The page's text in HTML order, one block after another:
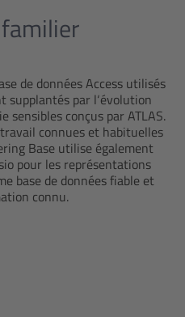
de données Access utilisés
supplantés par l‘évolution
sensibles conçus par ATLAS.
connues et habituelles
Base utilise également
pour les représentations
base de données fiable et
connu.